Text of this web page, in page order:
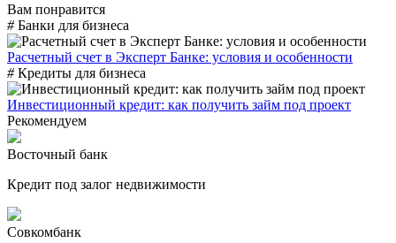
Вам понравится
# Банки для бизнеса
Расчетный счет в Эксперт Банке: условия и особенности
# Кредиты для бизнеса
Инвестиционный кредит: как получить займ под проект
Рекомендуем
Восточный банк
Кредит под залог недвижимости
Совкомбанк